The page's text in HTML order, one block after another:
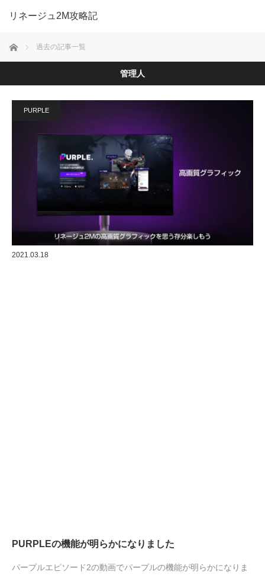
リネージュ2M攻略記
ホーム 過去の記事一覧
管理人
PURPLE
2021.03.18
PURPLEの機能が明らかになりました
パープルエピソード2の動画でパープルの機能が明らかになりま